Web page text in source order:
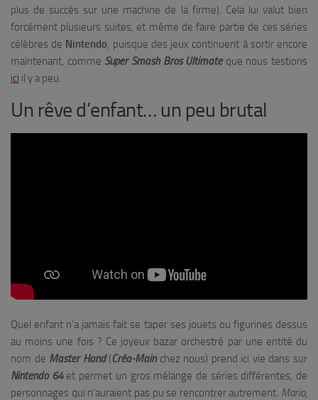
plus de succès sur une machine de la firme). Cela lui valut bien
forcément plusieurs suites, et même de faire partie de ces séries
célèbres de Nintendo , puisque des jeux continuent à sortir encore
maintenant, comme Super Smash Bros Ultimateque nous testions
ici il y a peu.
Un rêve d’enfant… un peu brutal
Quel enfant n’a jamais fait se taper ses jouets ou figurines dessus
au moins une fois ? Ce joyeux bazar orchestré par une entité du
nom de Master Hand(Créa-Main chez nous) prend ici vie dans sur
Nintendo 64et permet un gros mélange de séries différentes, de
personnages qui n’auraient pas pu se rencontrer autrement. Mario,